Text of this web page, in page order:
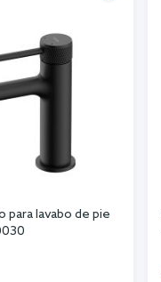
para lavabo de pie